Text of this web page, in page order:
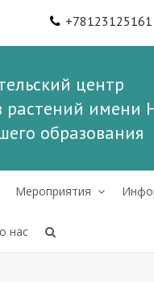
+78123125161
центр
растений
образования
Мероприятия
нас